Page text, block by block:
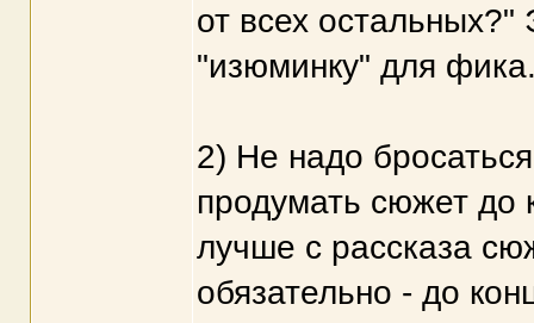
от всех
"изюминку" для
2) Не надо
продумать сюжет до
лучше с рассказа
обязательно - до